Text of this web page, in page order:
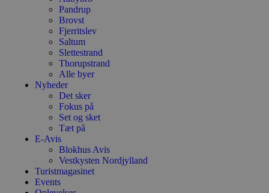
Pandrup
Brovst
Fjerritslev
Saltum
Slettestrand
Thorupstrand
Alle byer
Nyheder
Det sker
Fokus på
Set og sket
Tæt på
E-Avis
Blokhus Avis
Vestkysten Nordjylland
Turistmagasinet
Events